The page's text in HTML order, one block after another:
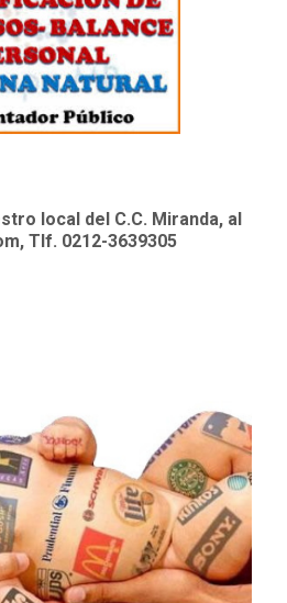
local del C.C. Miranda, al
Tlf. 0212-3639305